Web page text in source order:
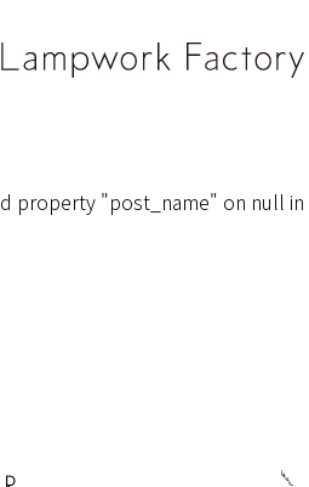
property "post_name" on null in